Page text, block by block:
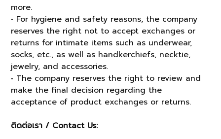
more.
• For hygiene and safety reasons, the company
reserves the right not to accept exchanges or
returns for intimate items such as underwear,
socks, etc., as well as handkerchiefs, necktie,
jewelry, and accessories.
• The company reserves the right to review and
make the final decision regarding the
acceptance of product exchanges or returns.
ติดต่อเรา / Contact Us: